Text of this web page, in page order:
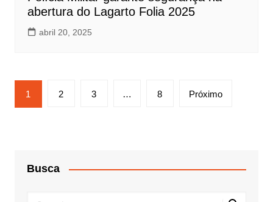
abertura do Lagarto Folia 2025
abril 20, 2025
Paginação
de
1 2 3 … 8 Próximo
Busca